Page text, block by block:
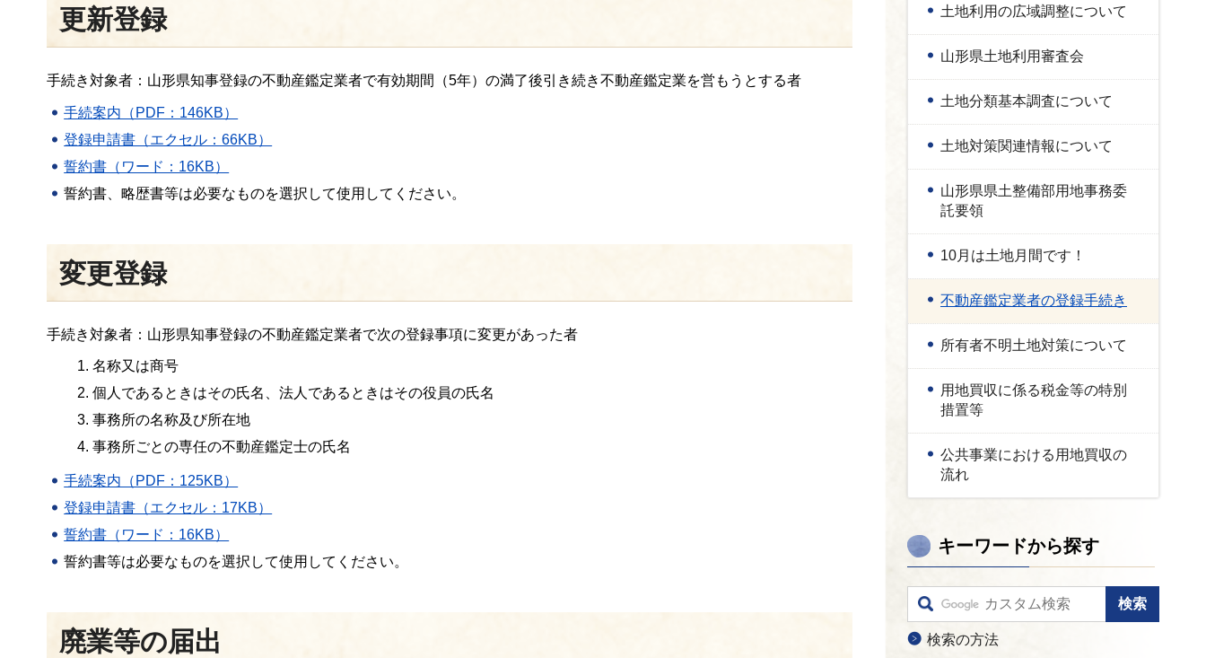
更新登録
手続き対象者：山形県知事登録の不動産鑑定業者で有効期間（5年）の満了後引き続き不動産鑑定業を営もうとする者
手続案内（PDF：146KB）
登録申請書（エクセル：66KB）
誓約書（ワード：16KB）
誓約書、略歴書等は必要なものを選択して使用してください。
変更登録
手続き対象者：山形県知事登録の不動産鑑定業者で次の登録事項に変更があった者
名称又は商号
個人であるときはその氏名、法人であるときはその役員の氏名
事務所の名称及び所在地
事務所ごとの専任の不動産鑑定士の氏名
手続案内（PDF：125KB）
登録申請書（エクセル：17KB）
誓約書（ワード：16KB）
誓約書等は必要なものを選択して使用してください。
廃業等の届出
土地利用の広域調整について
山形県土地利用審査会
土地分類基本調査について
土地対策関連情報について
山形県県土整備部用地事務委
託要領
10月は土地月間です！
不動産鑑定業者の登録手続き
所有者不明土地対策について
用地買収に係る税金等の特別
措置等
公共事業における用地買収の
流れ
キーワードから探す
検索の方法